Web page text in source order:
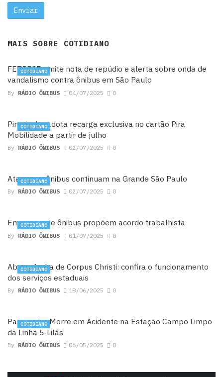
MAIS SOBRE COTIDIANO
FETPESP emite nota de repúdio e alerta sobre onda de
vandalismo contra ônibus em São Paulo
By RÁDIO ÔNIBUS 04/07/2025 0
COTIDIANO
Piracicaba adota recarga exclusiva no cartão Pira
Mobilidade a partir de julho
By RÁDIO ÔNIBUS 02/07/2025 0
COTIDIANO
Ataques a ônibus continuam na Grande São Paulo
By RÁDIO ÔNIBUS 02/07/2025 0
COTIDIANO
Empresas de ônibus propõem acordo trabalhista
By RÁDIO ÔNIBUS 01/07/2025 0
COTIDIANO
Abre e fecha de Corpus Christi: confira o funcionamento
dos serviços estaduais
By RÁDIO ÔNIBUS 18/06/2025 0
COTIDIANO
Passageiro Morre em Acidente na Estação Campo Limpo
da Linha 5-Lilás
By RÁDIO ÔNIBUS 06/05/2025 0
COTIDIANO